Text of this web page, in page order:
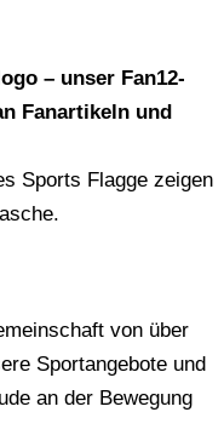
– unser Fan12-
Fanartikeln und
Sports Flagge zeigen
von über
Sportangebote und
an der Bewegung